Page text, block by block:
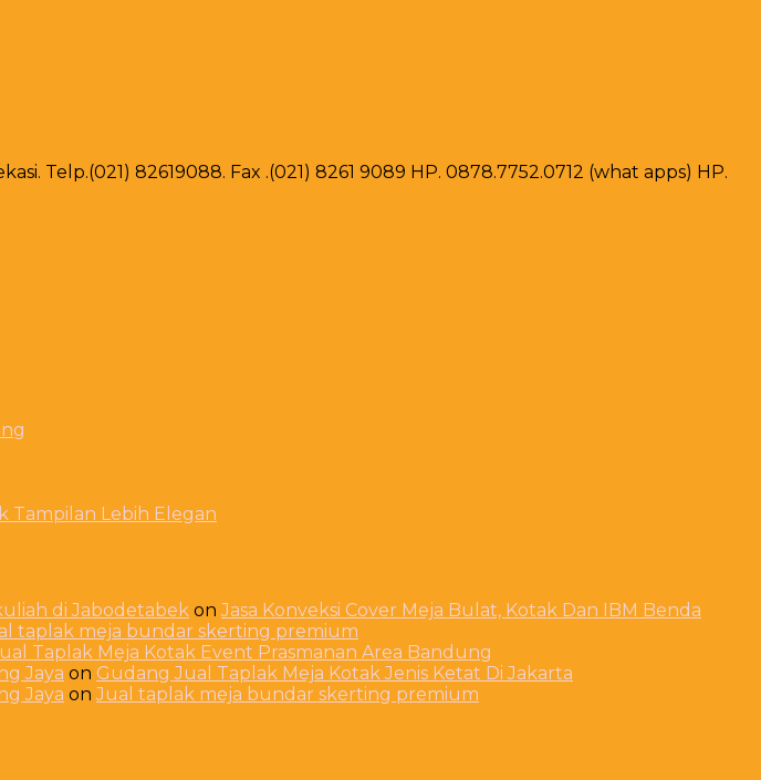
Telp.(021) 82619088. Fax .(021) 8261 9089 HP. 0878.7752.0712 (what apps) HP.
Tampilan Lebih Elegan
di Jabodetabek onJasa Konveksi Cover Meja Bulat, Kotak Dan IBM Benda
taplak meja bundar skerting premium
Taplak Meja Kotak Event Prasmanan Area Bandung
Jaya on Gudang Jual Taplak Meja Kotak Jenis Ketat Di Jakarta
Jaya onJual taplak meja bundar skerting premium